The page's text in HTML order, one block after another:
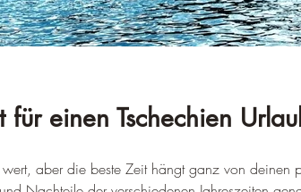
für einen Tschechien
wert, aber die beste Zeit hängt ganz von deinen